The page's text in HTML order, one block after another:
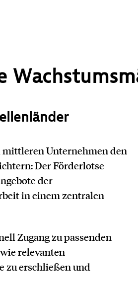
mittleren Unternehmen den
Der Förderlotse
der
in einem zentralen
Zugang zu passenden
relevanten
zu erschließen und